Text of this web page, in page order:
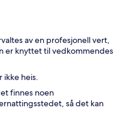
av en profesjonell vert,
er knyttet til vedkommendes
ikke heis.
finnes noen
så det kan